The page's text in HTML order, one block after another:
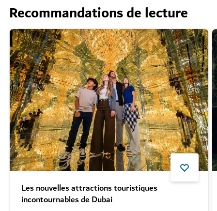
Recommandations de lecture
Les nouvelles attractions touristiques
incontournables de Dubai